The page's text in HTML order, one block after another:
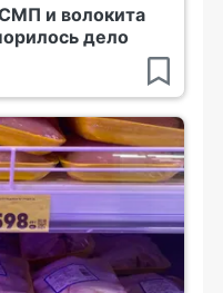
и волокита
дело